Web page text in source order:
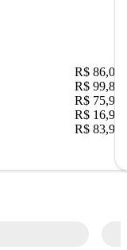
R$ 86,00
R$ 99,89
R$ 75,90
R$ 16,90
R$ 83,90